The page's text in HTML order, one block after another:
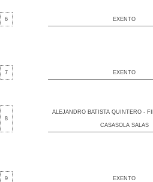
6 EXENTO
7 EXENTO
8
ALEJANDRO BATISTA QUINTERO -
CASASOLA SALAS
9 EXENTO